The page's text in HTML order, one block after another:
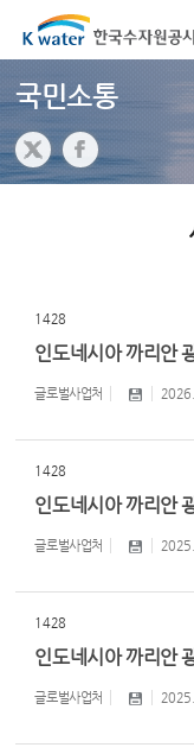
국민소통
1428
인도네시아 까리안
글로벌사업처
1428
인도네시아 까리안
글로벌사업처
1428
인도네시아 까리안
글로벌사업처